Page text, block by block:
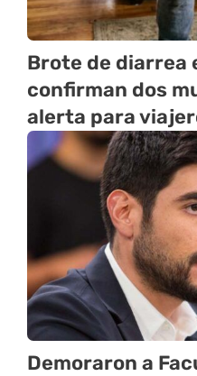
Brote de diarrea
confirman dos
alerta para
Demoraron a